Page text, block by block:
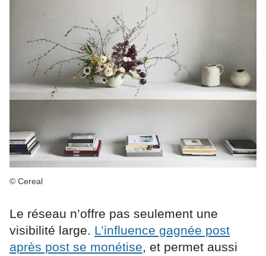
© Cereal
Le réseau n’offre pas seulement une
visibilité large. L’influence gagnée post
après post se monétise, et permet aussi